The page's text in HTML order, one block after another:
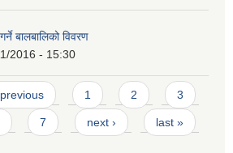
बालबालिको विवरण
2016 - 15:30
previous 1 2 3
7 next › last »